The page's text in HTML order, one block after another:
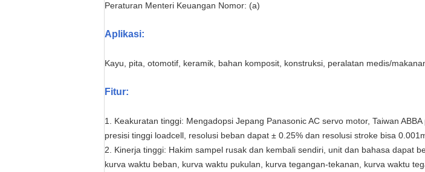
Peraturan Menteri Keuangan Nomor: (a)
Aplikasi:
Kayu, pita, otomotif, keramik, bahan komposit, konstruksi, peralatan medis/
Fitur:
1. Keakuratan tinggi: Mengadopsi Jepang Panasonic AC servo motor, Taiwan
presisi tinggi loadcell, resolusi beban dapat ± 0.25% dan resolusi stroke bisa
2. Kinerja tinggi: Hakim sampel rusak dan kembali sendiri, unit dan bahasa dapat
kurva waktu beban, kurva waktu pukulan, kurva tegangan-tekanan, kurva waktu